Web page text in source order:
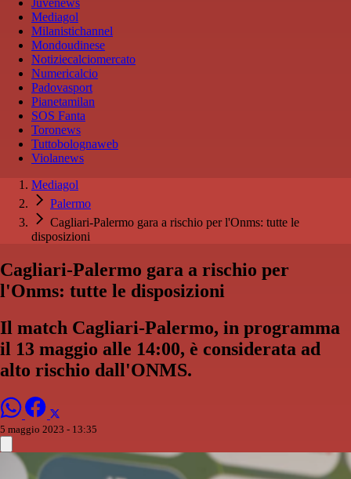
Juvenews
Mediagol
Milanistichannel
Mondoudinese
Notiziecalciomercato
Numericalcio
Padovasport
Pianetamilan
SOS Fanta
Toronews
Tuttobolognaweb
Violanews
Mediagol
Palermo
Cagliari-Palermo gara a rischio per l'Onms: tutte le
disposizioni
Cagliari-Palermo gara a rischio per
l'Onms: tutte le disposizioni
Il match Cagliari-Palermo, in programma
il 13 maggio alle 14:00, è considerata ad
alto rischio dall'ONMS.
5 maggio 2023 - 13:35